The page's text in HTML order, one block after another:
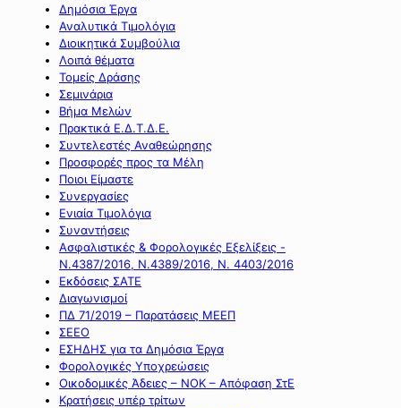
Δημόσια Έργα
Αναλυτικά Τιμολόγια
Διοικητικά Συμβούλια
Λοιπά θέματα
Τομείς Δράσης
Σεμινάρια
Βήμα Μελών
Πρακτικά Ε.Δ.Τ.Δ.Ε.
Συντελεστές Αναθεώρησης
Προσφορές προς τα Μέλη
Ποιοι Είμαστε
Συνεργασίες
Ενιαία Τιμολόγια
Συναντήσεις
Ασφαλιστικές & Φορολογικές Εξελίξεις -
Ν.4387/2016, Ν.4389/2016, Ν. 4403/2016
Εκδόσεις ΣΑΤΕ
Διαγωνισμοί
ΠΔ 71/2019 – Παρατάσεις ΜΕΕΠ
ΣΕΕΟ
ΕΣΗΔΗΣ για τα Δημόσια Έργα
Φορολογικές Υποχρεώσεις
Οικοδομικές Άδειες – ΝΟΚ – Απόφαση ΣτΕ
Κρατήσεις υπέρ τρίτων